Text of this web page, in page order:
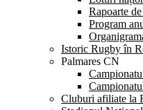
Rapoarte
Program
Istoric Rugby în
Palmares CN
Cluburi afiliate la